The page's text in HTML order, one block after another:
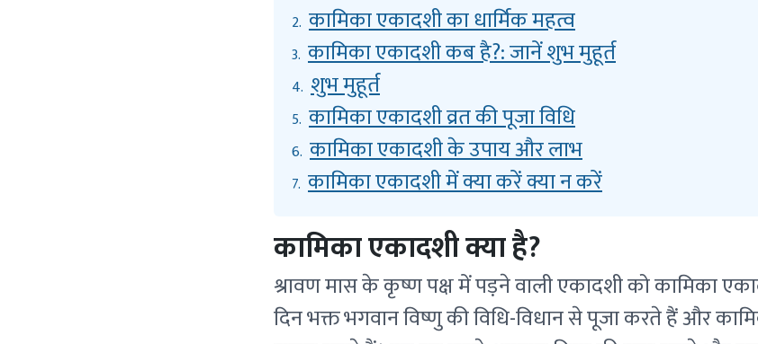
2. कामिका एकादशी का धार्मिक महत्व
3. कामिका एकादशी कब है?: जानें शुभ मुहूर्त
4. शुभ मुहूर्त
5. कामिका एकादशी व्रत की पूजा विधि
6. कामिका एकादशी के उपाय और लाभ
7. कामिका एकादशी में क्या करें क्या न करें
कामिका एकादशी क्या है?
श्रावण मास के कृष्ण पक्ष में पड़ने वाली एकादशी को कामिका
दिन भक्त भगवान विष्णु की विधि-विधान से पूजा करते हैं और